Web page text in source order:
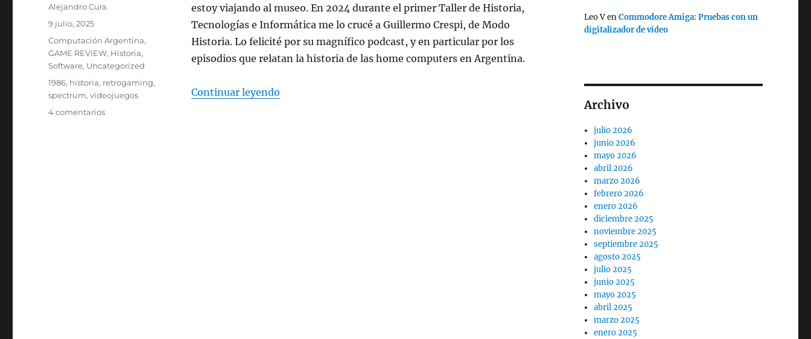
estoy viajando al museo. En 2024 durante el primer Taller de Historia,
Tecnologías e Informática me lo crucé a Guillermo Crespi, de Modo
Historia. Lo felicité por su magnífico podcast, y en particular por los
episodios que relatan la historia de las home computers en Argentina.
Continuar leyendo“Festejando la Democracia”
Autor
Alejandro Cura
Publicado
9 julio, 2025
Categorías
Computación Argentina,
GAME REVIEW, Historia,
Software, Uncategorized
Etiquetas
1986, historia, retrogaming,
spectrum,videojuegos
4 comentariosen
Leo VenCommodore Amiga: Pruebas con un
digitalizador de video
Archivo
julio 2026
junio 2026
mayo 2026
abril 2026
marzo 2026
febrero 2026
enero 2026
diciembre 2025
noviembre 2025
septiembre 2025
agosto 2025
julio 2025
junio 2025
mayo 2025
abril 2025
marzo 2025
enero 2025